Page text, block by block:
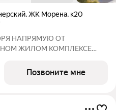
,ЖК Морена, к20
НАПРЯМУЮ ОТ
ЖИЛОМ КОМПЛЕКСЕ
Позвоните мне